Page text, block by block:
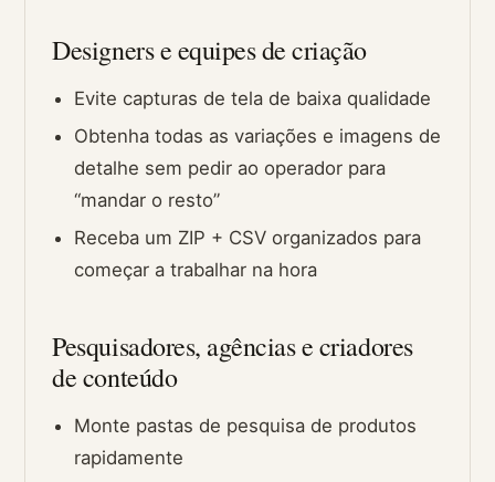
Designers e equipes de criação
Evite capturas de tela de baixa qualidade
Obtenha todas as variações e imagens de
detalhe sem pedir ao operador para
“mandar o resto”
Receba um ZIP + CSV organizados para
começar a trabalhar na hora
Pesquisadores, agências e criadores
de conteúdo
Monte pastas de pesquisa de produtos
rapidamente